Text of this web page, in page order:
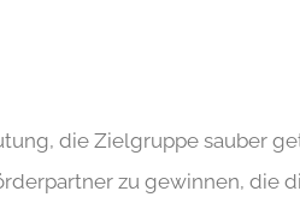
die Zielgruppe sauber
zu gewinnen, die